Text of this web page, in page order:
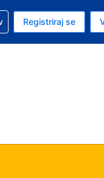
dolar
Registriraj se